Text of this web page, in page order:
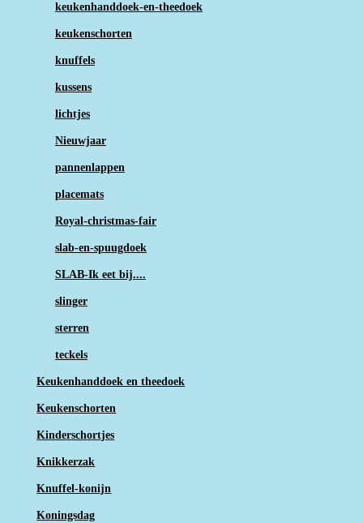
keukenhanddoek-en-theedoek
keukenschorten
knuffels
kussens
lichtjes
Nieuwjaar
pannenlappen
placemats
Royal-christmas-fair
slab-en-spuugdoek
SLAB-Ik eet bij....
slinger
sterren
teckels
Keukenhanddoek en theedoek
Keukenschorten
Kinderschortjes
Knikkerzak
Knuffel-konijn
Koningsdag